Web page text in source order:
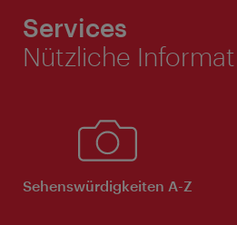
Services
Nützliche
Sehenswürdigkeiten A-Z